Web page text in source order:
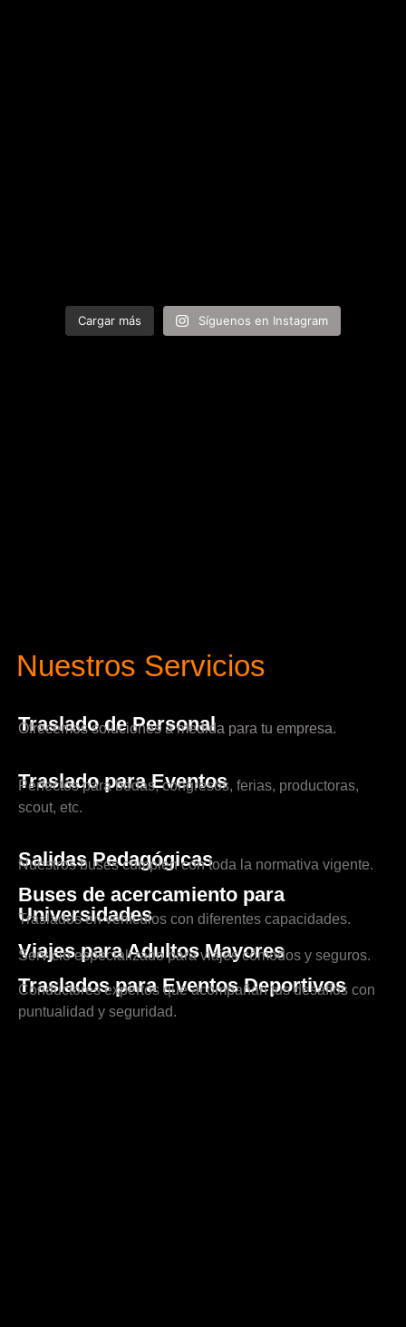
Cargar más Síguenos en Instagram
Nuestros Servicios
Traslado de Personal
Ofrecemos soluciones a medida para tu empresa.
Traslado para Eventos
Perfectos para bodas, congresos, ferias, productoras,
scout, etc.
Salidas Pedagógicas
Nuestros buses cumplen con toda la normativa vigente.
Buses de acercamiento para
Universidades
Traslados en vehículos con diferentes capacidades.
Viajes para Adultos Mayores
Servicio especializado para viajes cómodos y seguros.
Traslados para Eventos Deportivos
Conductores expertos que acompañan tus desafíos con
puntualidad y seguridad.